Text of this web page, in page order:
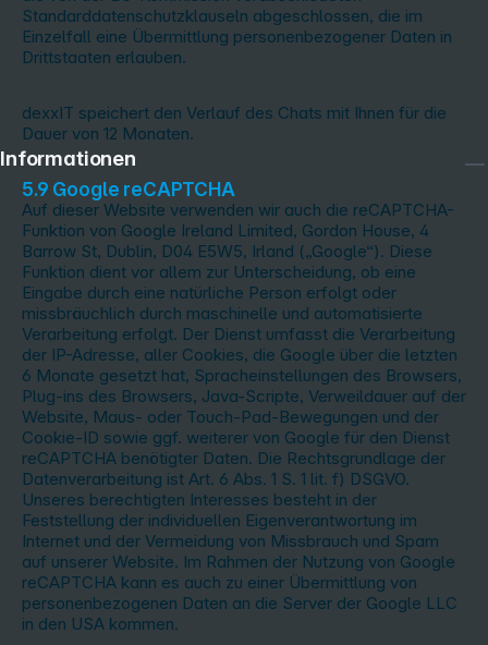
Standarddatenschutzklauseln abgeschlossen, die im
Einzelfall eine Übermittlung personenbezogener Daten in
Drittstaaten erlauben.
dexxIT speichert den Verlauf des Chats mit Ihnen für die
Dauer von 12 Monaten.
5.9 Google reCAPTCHA
Auf dieser Website verwenden wir auch die reCAPTCHA-
Funktion von Google Ireland Limited, Gordon House, 4
Barrow St, Dublin, D04 E5W5, Irland („Google“). Diese
Funktion dient vor allem zur Unterscheidung, ob eine
Eingabe durch eine natürliche Person erfolgt oder
missbräuchlich durch maschinelle und automatisierte
Verarbeitung erfolgt. Der Dienst umfasst die Verarbeitung
der IP-Adresse, aller Cookies, die Google über die letzten
6 Monate gesetzt hat, Spracheinstellungen des Browsers,
Plug-ins des Browsers, Java-Scripte, Verweildauer auf der
Website, Maus- oder Touch-Pad-Bewegungen und der
Cookie-ID sowie ggf. weiterer von Google für den Dienst
reCAPTCHA benötigter Daten. Die Rechtsgrundlage der
Datenverarbeitung ist Art. 6 Abs. 1 S. 1 lit. f) DSGVO.
Unseres berechtigten Interesses besteht in der
Feststellung der individuellen Eigenverantwortung im
Internet und der Vermeidung von Missbrauch und Spam
auf unserer Website. Im Rahmen der Nutzung von Google
reCAPTCHA kann es auch zu einer Übermittlung von
personenbezogenen Daten an die Server der Google LLC
in den USA kommen.
Informationen